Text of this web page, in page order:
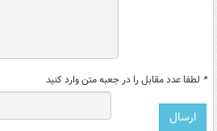
* لطفا عدد مقابل را در جعبه متن وارد کنید